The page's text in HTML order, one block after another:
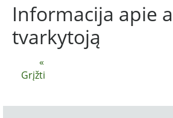
«
Grįžti
Informacija apie
tvarkytoją